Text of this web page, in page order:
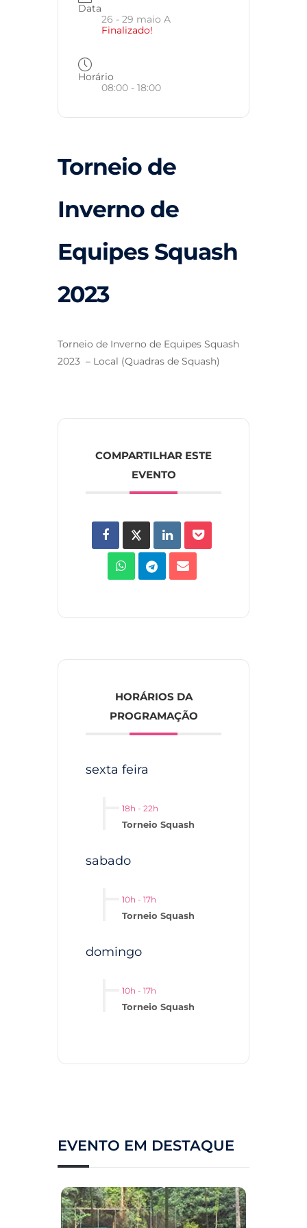
Data
26 - 29 maio A
Finalizado!
Horário
08:00 - 18:00
Torneio de
Inverno de
Equipes Squash
2023
Torneio de Inverno de Equipes Squash
2023 – Local (Quadras de Squash)
COMPARTILHAR ESTE
EVENTO
HORÁRIOS DA
PROGRAMAÇÃO
sexta feira
18h - 22h
Torneio Squash
sabado
10h - 17h
Torneio Squash
domingo
10h - 17h
Torneio Squash
EVENTO EM DESTAQUE